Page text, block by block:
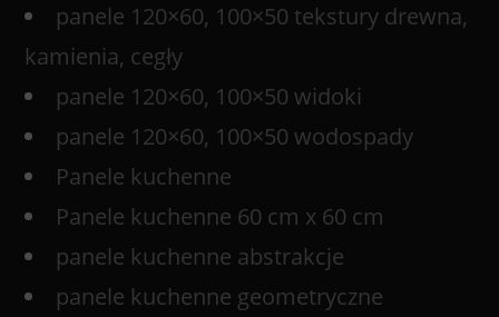
panele 120×60, 100×50 tekstury drewna,
kamienia, cegły
panele 120×60, 100×50 widoki
panele 120×60, 100×50 wodospady
Panele kuchenne
Panele kuchenne 60 cm x 60 cm
panele kuchenne abstrakcje
panele kuchenne geometryczne